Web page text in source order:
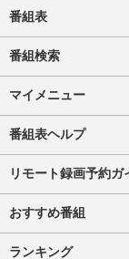
番組表
番組検索
マイメニュー
番組表ヘルプ
リモート録画予約ガ
おすすめ番組
ランキング